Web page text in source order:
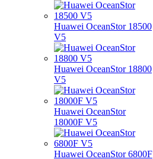
Huawei OceanStor 18500
V5
Huawei OceanStor 18800
V5
Huawei OceanStor
18000F V5
Huawei OceanStor 6800F